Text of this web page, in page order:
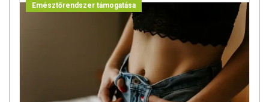
Emésztőrendszer támogatása